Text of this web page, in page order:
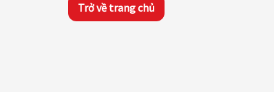
Trở về trang chủ